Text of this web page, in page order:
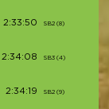
2:33:50 SB2 (8)
2:34:08 SB3 (4)
2:34:19 SB2 (9)